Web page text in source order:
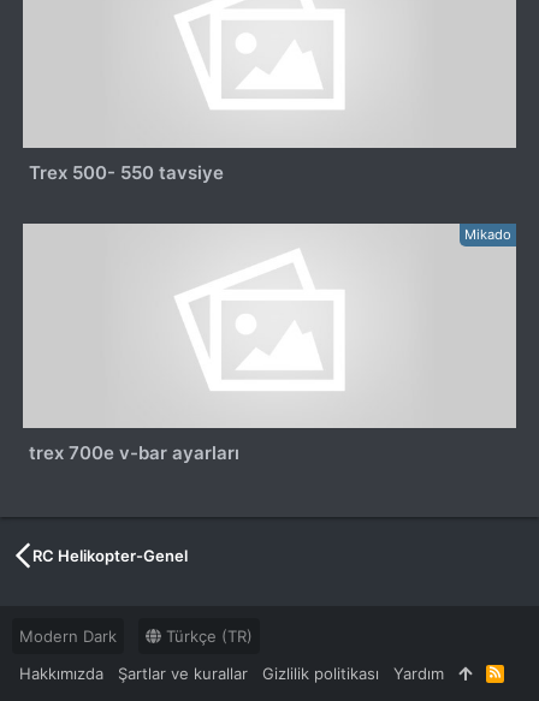
Trex 500- 550 tavsiye
Mikado
trex 700e v-bar ayarları
RC Helikopter-Genel
Modern Dark
Türkçe (TR)
Hakkımızda
Şartlar ve kurallar Gizlilik politikası Yardım
R